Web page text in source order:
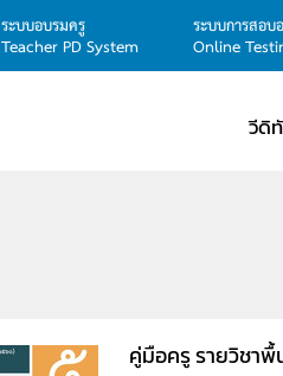
ระบบอบรมครู
Teacher PD System
ระบบการสอบ
Online
วีดิ
คู่มือครู รายวิชา